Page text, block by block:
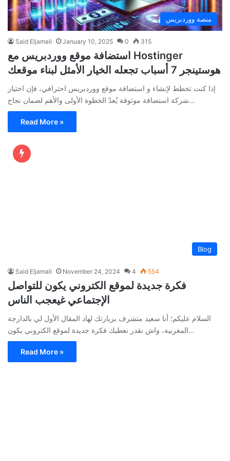
منصة ووردبريس
Said Eljamali January 10, 2025 0 315
استضافة موقع ووردبريس مع Hostinger
هوستينجر 7 أسباب تجعله الخيار الأمثل لبناء موقعك
إذا كنت تخطط لإنشاء و استضافة موقع ووردبريس احترافي، فإن اختيار
شركة استضافة موثوقة يُعدّ الخطوة الأولى والأهم لضمان نجاح…
Read More »
Blog
Said Eljamali November 24, 2024 4 554
فكرة جديدة لموقع الكتروني يكون للتواصل
الإجتماعي غيعجب الناس
السلام عليكم؛ أنا سعيد متشرف بزيارتك لهاد المقال الأول لي بالدارجة
المغربية، واش نقدر نعطيك فكرة جديدة لموقع الكتروني يكون…
Read More »